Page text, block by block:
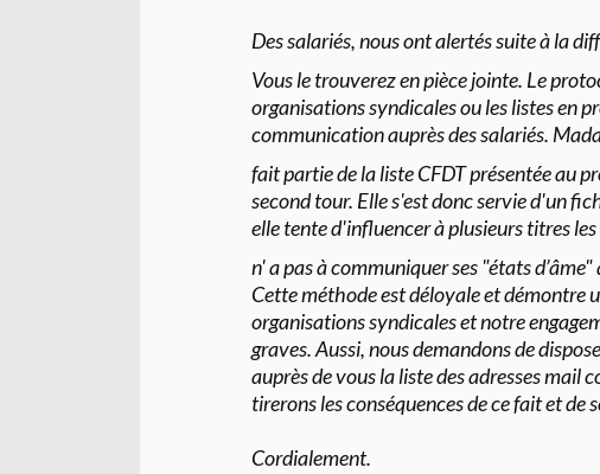
Des salariés, nous ont alertés suite à la
Vous le trouverez en pièce jointe. Le
organisations syndicales ou les listes en
communication auprès des salariés.
fait partie de la liste CFDT présentée au
second tour. Elle s'est donc servie d'un
elle tente d'influencer à plusieurs titres
n' a pas à communiquer ses "états
Cette méthode est déloyale et démontre
organisations syndicales et notre
graves. Aussi, nous demandons de
auprès de vous la liste des adresses mail
tirerons les conséquences de ce fait et de
Cordialement.